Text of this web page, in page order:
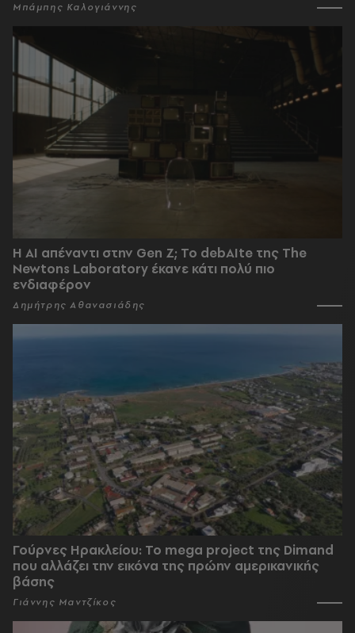
Μπάμπης Καλογιάννης
Η AI απέναντι στην Gen Z; Το debAIte της The
Newtons Laboratory έκανε κάτι πολύ πιο
ενδιαφέρον
Δημήτρης Αθανασιάδης
Γούρνες Ηρακλείου: To mega project της Dimand
που αλλάζει την εικόνα της πρώην αμερικανικής
βάσης
Γιάννης Μαντζίκος